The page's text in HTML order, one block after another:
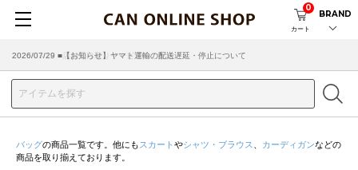
カート
0
BRAND
2026/07/29 ■【お知らせ】ヤマト運輸の配送遅延・停止について
2026/03/18 ■店舗受け取りサービスのご案内
バッグの商品一覧です。他にも スカート やシャツ・ブラウス カーディガンなどの
商品を取り揃えております。